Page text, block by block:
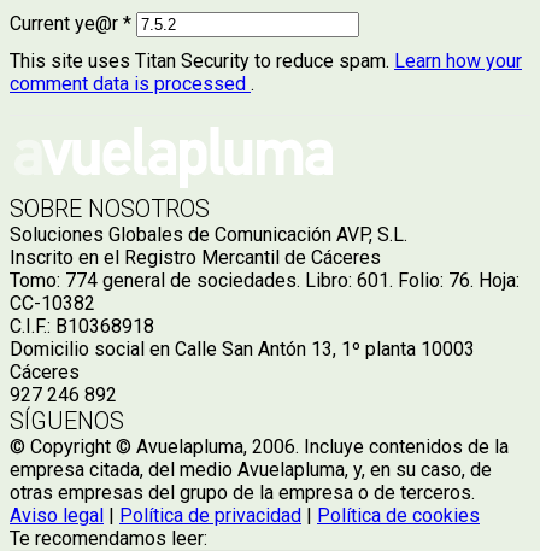
Current ye@r *
This site uses Titan Security to reduce spam. Learn how your
comment data is processed .
SOBRE NOSOTROS
Soluciones Globales de Comunicación AVP, S.L.
Inscrito en el Registro Mercantil de Cáceres
Tomo: 774 general de sociedades. Libro: 601. Folio: 76. Hoja:
CC-10382
C.I.F.: B10368918
Domicilio social en Calle San Antón 13, 1º planta 10003
Cáceres
927 246 892
SÍGUENOS
© Copyright © Avuelapluma, 2006. Incluye contenidos de la
empresa citada, del medio Avuelapluma, y, en su caso, de
otras empresas del grupo de la empresa o de terceros.
Aviso legal | Política de privacidad | Política de cookies
Te recomendamos leer: